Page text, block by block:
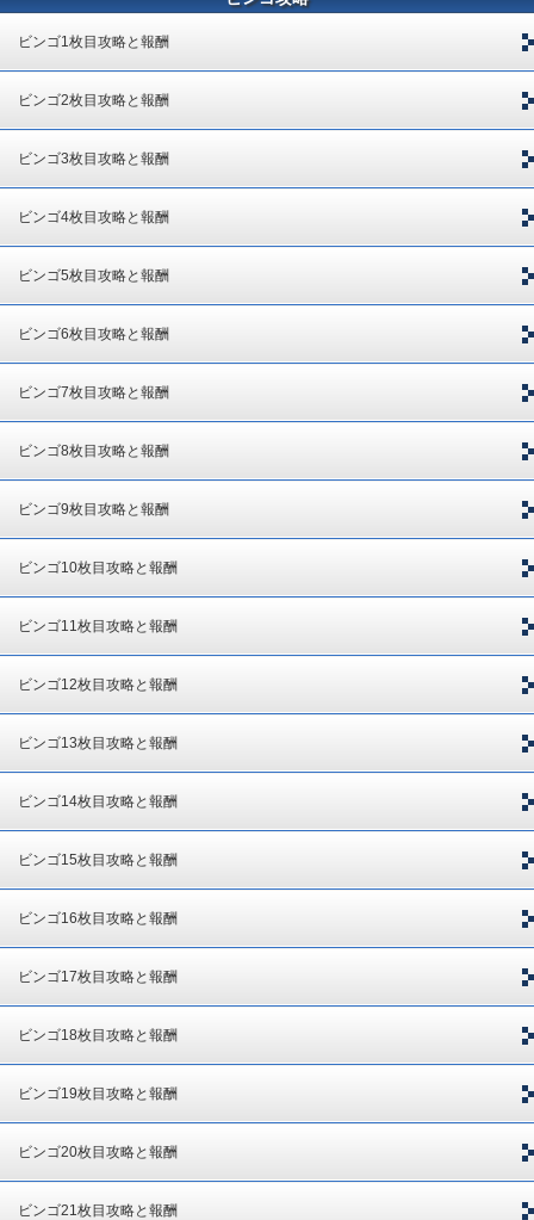
ビンゴ1枚目攻略と報酬
ビンゴ2枚目攻略と報酬
ビンゴ3枚目攻略と報酬
ビンゴ4枚目攻略と報酬
ビンゴ5枚目攻略と報酬
ビンゴ6枚目攻略と報酬
ビンゴ7枚目攻略と報酬
ビンゴ8枚目攻略と報酬
ビンゴ9枚目攻略と報酬
ビンゴ10枚目攻略と報酬
ビンゴ11枚目攻略と報酬
ビンゴ12枚目攻略と報酬
ビンゴ13枚目攻略と報酬
ビンゴ14枚目攻略と報酬
ビンゴ15枚目攻略と報酬
ビンゴ16枚目攻略と報酬
ビンゴ17枚目攻略と報酬
ビンゴ18枚目攻略と報酬
ビンゴ19枚目攻略と報酬
ビンゴ20枚目攻略と報酬
ビンゴ21枚目攻略と報酬